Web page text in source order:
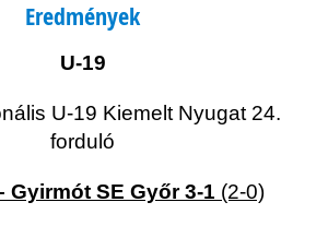
Eredmények
U-19
U-19 Kiemelt Nyugat 24.
forduló
Gyirmót SE Győr 3-1 (2-0)